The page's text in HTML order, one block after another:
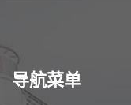
导航菜单